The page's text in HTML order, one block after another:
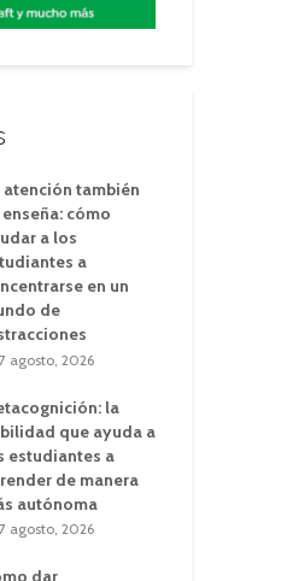
atención también
enseña: cómo
a los
a
en un
de
7 agosto, 2026
la
que ayuda a
estudiantes a
de manera
autónoma
7 agosto, 2026
dar